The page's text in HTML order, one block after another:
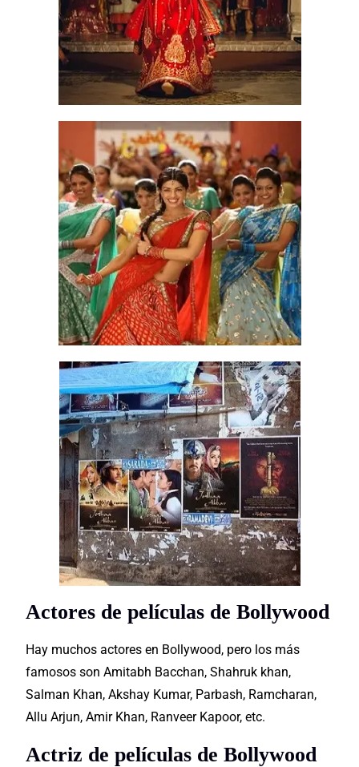
Actores de películas de Bollywood
Hay muchos actores en Bollywood, pero los más
famosos son Amitabh Bacchan, Shahruk khan,
Salman Khan, Akshay Kumar, Parbash, Ramcharan,
Allu Arjun, Amir Khan, Ranveer Kapoor, etc.
Actriz de películas de Bollywood